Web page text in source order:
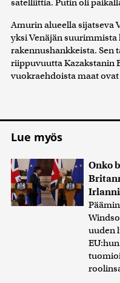
satelliittia. Putin oli
Amurin alueella sijatseva
yksi Venäjän suurimmista
rakennushankkeista. Sen
riippuvuutta Kazakstanin
vuokraehdoista maat
Lue myös
Onko
uuden